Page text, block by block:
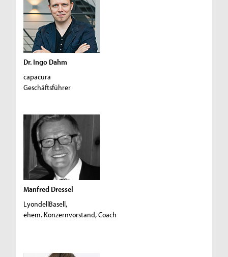
Dr. Ingo Dahm
capacura
Geschäftsführer
Manfred Dressel
LyondellBasell,
ehem. Konzernvorstand, Coach